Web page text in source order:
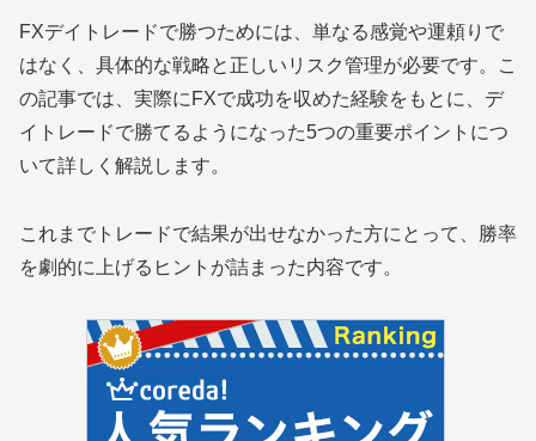
FXデイトレードで勝つためには、単なる感覚や運頼りで
はなく、具体的な戦略と正しいリスク管理が必要です。こ
の記事では、実際にFXで成功を収めた経験をもとに、デ
イトレードで勝てるようになった5つの重要ポイントにつ
いて詳しく解説します。
これまでトレードで結果が出せなかった方にとって、勝率
を劇的に上げるヒントが詰まった内容です。